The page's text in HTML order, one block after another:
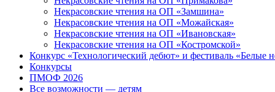
Некрасовские чтения на ОП «Замшина»
Некрасовские чтения на ОП «Можайская»
Некрасовские чтения на ОП «Ивановская»
Некрасовские чтения на ОП «Костромской»
Конкурс «Технологический дебют» и фестиваль «Белые
Конкурсы
ПМОФ 2026
Все возможности — детям